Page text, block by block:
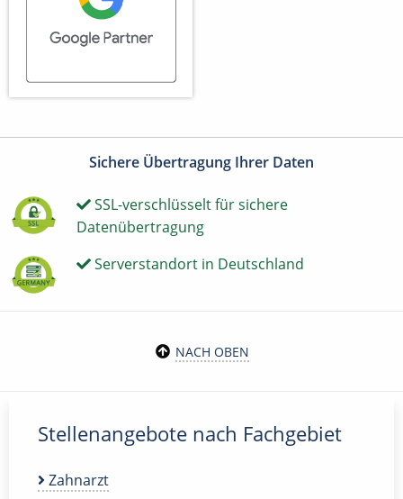
Sichere Übertragung Ihrer Daten
SSL-verschlüsselt für sichere
Datenübertragung
Serverstandort in Deutschland
NACH OBEN
Stellenangebote nach Fachgebiet
Zahnarzt